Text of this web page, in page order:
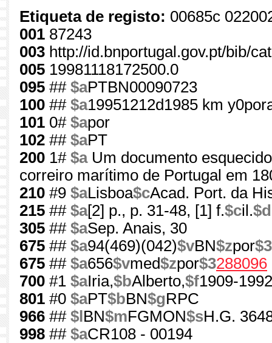
Etiqueta de registo: 00685c
001 87243
003 http://id.bnportugal.gov.pt/bib/
005 19981118172500.0
095 ## $aPTBN00090723
100 ## $a19951212d1985 km
101 0# $apor
102 ## $aPT
200 1# $aUm documento
correiro marítimo de Portugal em
210 #9 $aLisboa$cAcad. Port. da
215 ## $a[2] p., p. 31-48, [1] f.$cil.$d
305 ## $aSep. Anais, 30
675 ## $a94(469)(042)$vBN$zpor$3
675 ## $a656$vmed$zpor$3288096
700 #1 $aIria,$bAlberto,$f1909-1992
801 #0 $aPT$bBN$gRPC
966 ## $l BN$mFGMON$sH.G.
998 ## $aCR108 - 00194